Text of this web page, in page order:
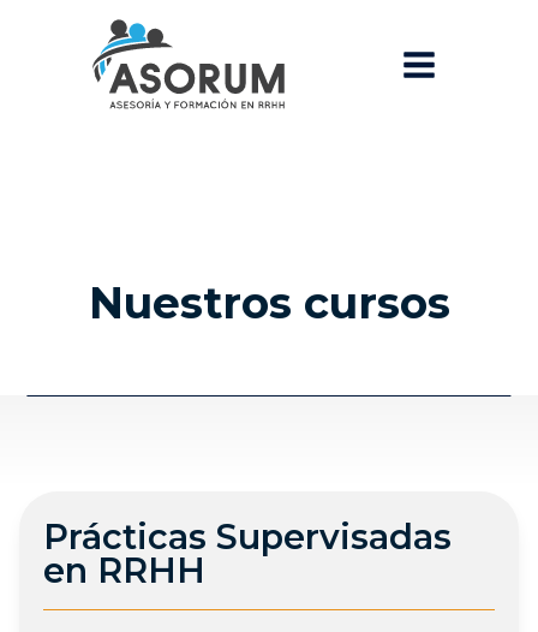
Nuestros cursos
Prácticas Supervisadas
en RRHH